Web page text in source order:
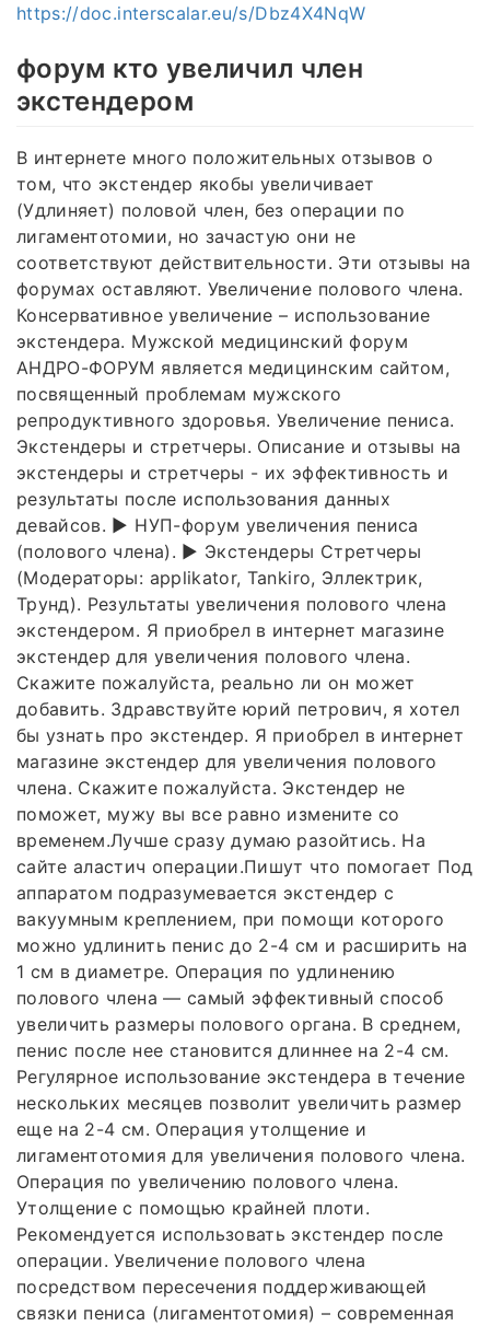
https://doc.interscalar.eu/s/Dbz4X4NqW
форум кто увеличил член
экстендером
В интернете много положительных отзывов о
том, что экстендер якобы увеличивает
(Удлиняет) половой член, без операции по
лигаментотомии, но зачастую они не
соответствуют действительности. Эти отзывы на
форумах оставляют. Увеличение полового члена.
Консервативное увеличение – использование
экстендера. Мужской медицинский форум
АНДРО-ФОРУМ является медицинским сайтом,
посвященный проблемам мужского
репродуктивного здоровья. Увеличение пениса.
Экстендеры и стретчеры. Описание и отзывы на
экстендеры и стретчеры - их эффективность и
результаты после использования данных
девайсов. ► НУП-форум увеличения пениса
(полового члена). ► Экстендеры Стретчеры
(Модераторы: applikator, Tankiro, Эллектрик,
Трунд). Результаты увеличения полового члена
экстендером. Я приобрел в интернет магазине
экстендер для увеличения полового члена.
Скажите пожалуйста, реально ли он может
добавить. Здравствуйте юрий петрович, я хотел
бы узнать про экстендер. Я приобрел в интернет
магазине экстендер для увеличения полового
члена. Скажите пожалуйста. Экстендер не
поможет, мужу вы все равно измените со
временем.Лучше сразу думаю разойтись. На
сайте аластич операции.Пишут что помогает Под
аппаратом подразумевается экстендер с
вакуумным креплением, при помощи которого
можно удлинить пенис до 2-4 см и расширить на
1 см в диаметре. Операция по удлинению
полового члена — самый эффективный способ
увеличить размеры полового органа. В среднем,
пенис после нее становится длиннее на 2-4 см.
Регулярное использование экстендера в течение
нескольких месяцев позволит увеличить размер
еще на 2-4 см. Операция утолщение и
лигаментотомия для увеличения полового члена.
Операция по увеличению полового члена.
Утолщение с помощью крайней плоти.
Рекомендуется использовать экстендер после
операции. Увеличение полового члена
посредством пересечения поддерживающей
связки пениса (лигаментотомия) – современная